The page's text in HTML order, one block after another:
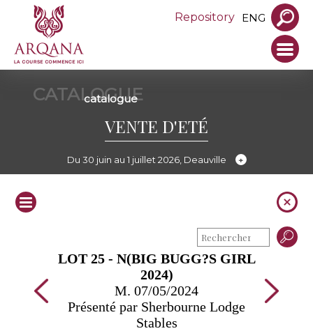
Repository ENG
CATALOGUE
catalogue
VENTE D'ETÉ
Du 30 juin au 1 juillet 2026, Deauville
LOT 25 - N(BIG BUGG?S GIRL
2024)
M. 07/05/2024
Présenté par Sherbourne Lodge
Stables